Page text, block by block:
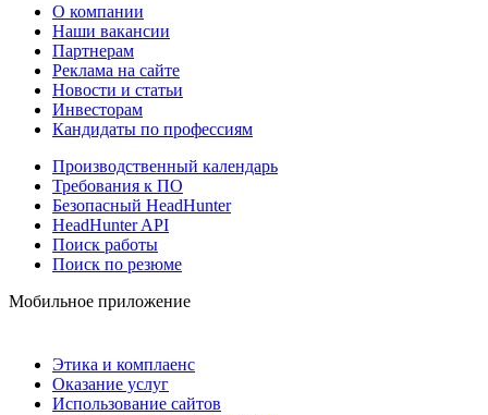
О компании
Наши вакансии
Партнерам
Реклама на сайте
Новости и статьи
Инвесторам
Кандидаты по профессиям
Производственный календарь
Требования к ПО
Безопасный HeadHunter
HeadHunter API
Поиск работы
Поиск по резюме
Мобильное приложение
Этика и комплаенс
Оказание услуг
Использование сайтов